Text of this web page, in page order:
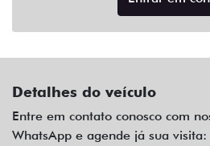
Detalhes do veículo
Entre em contato conosco com
WhatsApp e agende já sua